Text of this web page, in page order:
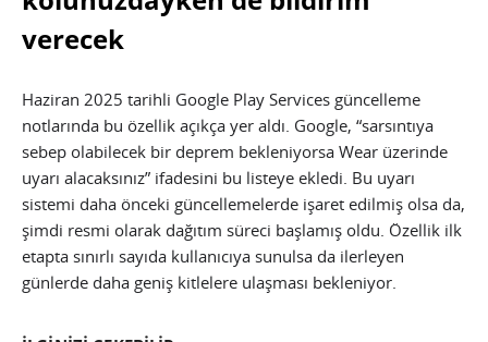
verecek
Haziran 2025 tarihli Google Play Services güncelleme
notlarında bu özellik açıkça yer aldı. Google, “sarsıntıya
sebep olabilecek bir deprem bekleniyorsa Wear üzerinde
uyarı alacaksınız” ifadesini bu listeye ekledi. Bu uyarı
sistemi daha önceki güncellemelerde işaret edilmiş olsa da,
şimdi resmi olarak dağıtım süreci başlamış oldu. Özellik ilk
etapta sınırlı sayıda kullanıcıya sunulsa da ilerleyen
günlerde daha geniş kitlelere ulaşması bekleniyor.